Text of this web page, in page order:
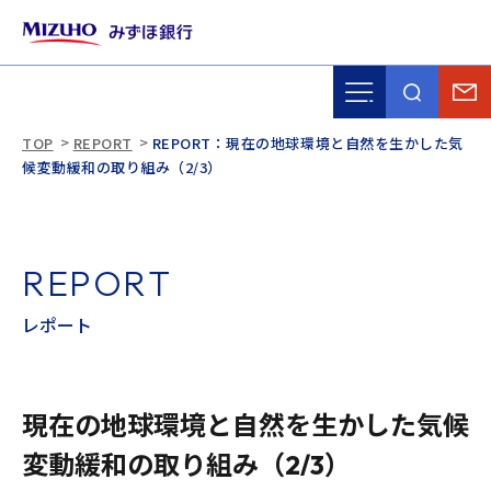
TOP REPORT
REPORT：現在の地球環境と自然を生かした気
候変動緩和の取り組み（2/3）
REPORT
レポー ト
現在の地球環境と自然を生かした気候
変動緩和の取り組み（2/3）